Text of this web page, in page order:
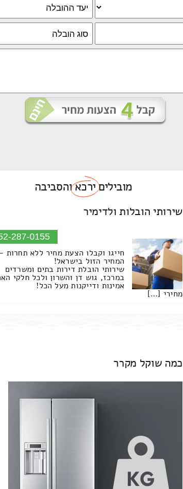
מוביליםירכאוהסביבה
שירותי הובלות ולדימיר
287-0155
חייגו וקבלו הצעת מחיר ללא תחרות
המחיר הזול בישראל!
שירותי הובלת דירות בתים ומשרדים
במרכז, גוש דן והשרון ולכל חלקי
אמינות ודייקנות מעל הכל!
מחירי […]
כמה שוקל מקרר